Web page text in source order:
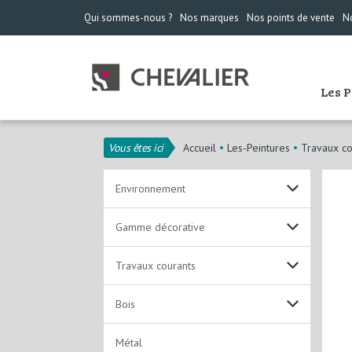
Qui sommes-nous ? Nos marques Nos points de vente
Les
Vous êtes ici Accueil Les-Peintures Travaux
Environnement
Travaux Courants
Environnement
Innovation
Laques
Gamme décorative
Non lustrantes
Alkydes Emulsion
Laques
Travaux courants
Solutions acryliques
Solutions solvantées
Bois
Laques acryliques
Métal